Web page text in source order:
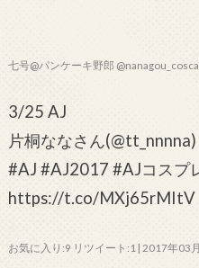
七号@パンケーキ野郎
3/25 AJ
片桐ななさん(@tt_nnnna)
#AJ #AJ2017 #AJコスプ
https://t.co/MXj65rMItV
お気に入り:9 リツイート:1 | 2017年03